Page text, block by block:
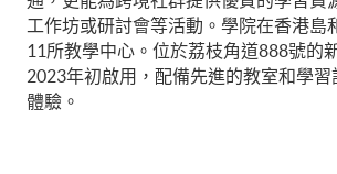
工作坊或研討會等活動。學院在香港島
11所教學中心。位於荔枝角道888號的
2023年初啟用，配備先進的教室和學習
體驗。